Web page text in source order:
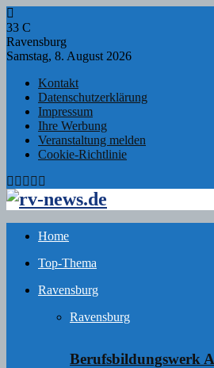
33 C
Ravensburg
Samstag, 8. August 2026
Kontakt
Datenschutzerklärung
Impressum
Ihre Werbung
Veranstaltung melden
Cookie-Richtlinie
Facebook
Twitter
Instagram
Email
Home
Top-Thema
Ravensburg
Ravensburg
Berufsbildungswerk